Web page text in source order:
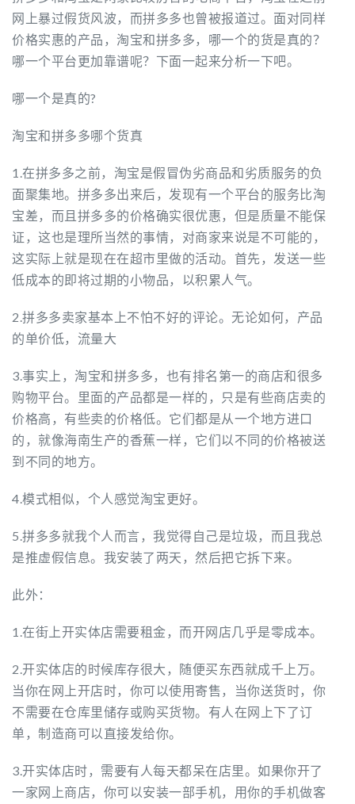
网上暴过假货风波，而拼多多也曾被报道过。面对同样
价格实惠的产品，淘宝和拼多多，哪一个的货是真的？
哪一个平台更加靠谱呢？下面一起来分析一下吧。
哪一个是真的?
淘宝和拼多多哪个货真
1.在拼多多之前，淘宝是假冒伪劣商品和劣质服务的负
面聚集地。拼多多出来后，发现有一个平台的服务比淘
宝差，而且拼多多的价格确实很优惠，但是质量不能保
证，这也是理所当然的事情，对商家来说是不可能的，
这实际上就是现在在超市里做的活动。首先，发送一些
低成本的即将过期的小物品，以积累人气。
2.拼多多卖家基本上不怕不好的评论。无论如何，产品
的单价低，流量大
3.事实上，淘宝和拼多多，也有排名第一的商店和很多
购物平台。里面的产品都是一样的，只是有些商店卖的
价格高，有些卖的价格低。它们都是从一个地方进口
的，就像海南生产的香蕉一样，它们以不同的价格被送
到不同的地方。
4.模式相似，个人感觉淘宝更好。
5.拼多多就我个人而言，我觉得自己是垃圾，而且我总
是推虚假信息。我安装了两天，然后把它拆下来。
此外：
1.在街上开实体店需要租金，而开网店几乎是零成本。
2.开实体店的时候库存很大，随便买东西就成千上万。
当你在网上开店时，你可以使用寄售，当你送货时，你
不需要在仓库里储存或购买货物。有人在网上下了订
单，制造商可以直接发给你。
3.开实体店时，需要有人每天都呆在店里。如果你开了
一家网上商店，你可以安装一部手机，用你的手机做客